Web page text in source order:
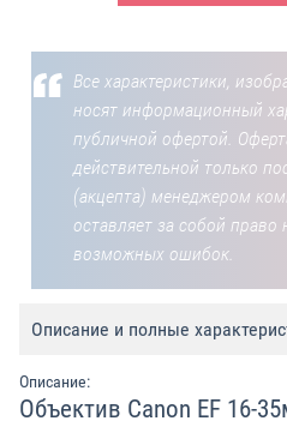
Все характеристики,
носят информационный
публичной офертой.
действительной только
(акцепта) менеджером
оставляет за собой право
возможных ошибок.
Описание и полные
Описание:
Объектив Canon EF 16-